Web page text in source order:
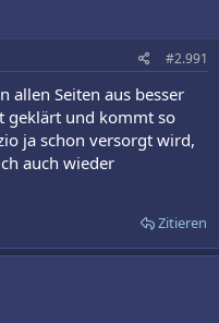
#2.991
allen Seiten aus besser
geklärt und kommt so
ja schon versorgt wird,
auch wieder
Zitieren